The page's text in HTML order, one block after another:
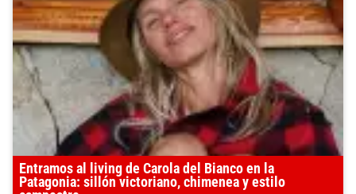
Entramos al living de Carola del Bianco en la
Patagonia: sillón victoriano, chimenea y estilo